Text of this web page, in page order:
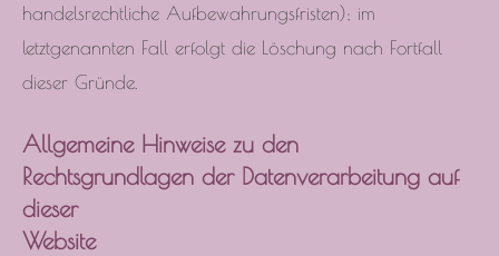
handelsrechtliche Aufbewahrungsfristen); im
letztgenannten Fall erfolgt die Löschung nach Fortfall
dieser Gründe.
Allgemeine Hinweise zu den
Rechtsgrundlagen der Datenverarbeitung auf
dieser
Website